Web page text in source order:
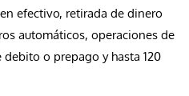
efectivo, retirada de dinero
automáticos, operaciones de
o prepago y hasta 120